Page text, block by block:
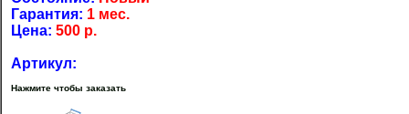
Гарантия: 1 мес.
Цена: 500 р.
Артикул:
Нажмите чтобы заказать